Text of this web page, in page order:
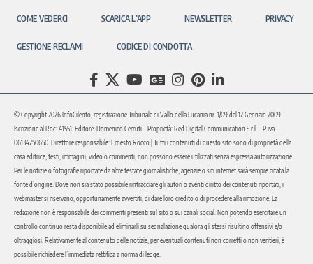
COME VEDERCI SCARICA L’APP NEWSLETTER PRIVACY
GESTIONE RECLAMI CODICE DI CONDOTTA
© Copyright 2026 InfoCilento, registrazione Tribunale di Vallo della Lucania nr. 1/09 del 12 Gennaio 2009.
Iscrizione al Roc: 41551. Editore: Domenico Cerruti – Proprietà: Red Digital Communication S.r.l. – P.iva
06134250650. Direttore responsabile: Ernesto Rocco | Tutti i contenuti di questo sito sono di proprietà della
casa editrice, testi, immagini, video o commenti, non possono essere utilizzati senza espressa autorizzazione.
Per le notizie o fotografie riportate da altre testate giornalistiche, agenzie o siti internet sarà sempre citata la
fonte d’origine. Dove non sia stato possibile rintracciare gli autori o aventi diritto dei contenuti riportati, i
webmaster si riservano, opportunamente avvertiti, di dare loro credito o di procedere alla rimozione. La
redazione non è responsabile dei commenti presenti sul sito o sui canali social. Non potendo esercitare un
controllo continuo resta disponibile ad eliminarli su segnalazione qualora gli stessi risultino offensivi e/o
oltraggiosi. Relativamente al contenuto delle notizie, per eventuali contenuti non corretti o non veritieri, è
possibile richiedere l’immediata rettifica a norma di legge.